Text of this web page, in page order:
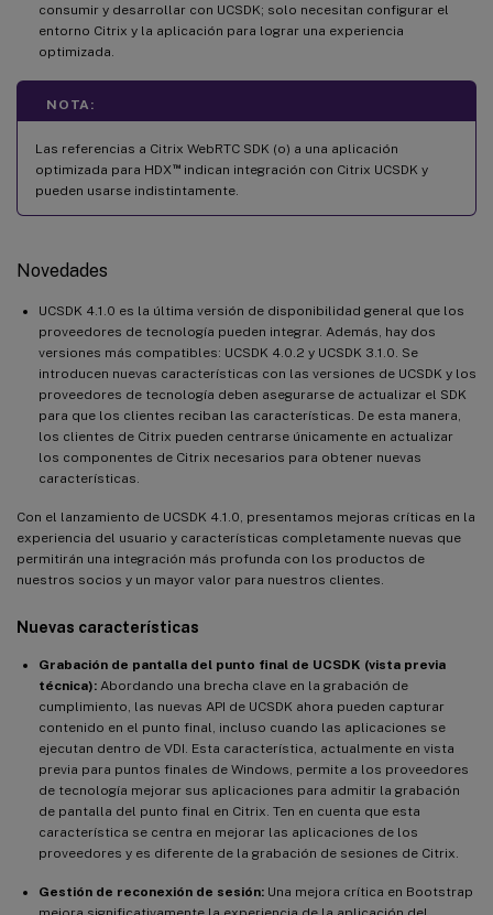
consumir y desarrollar con UCSDK; solo necesitan configurar el
entorno Citrix y la aplicación para lograr una experiencia
optimizada.
NOTA:
Las referencias a Citrix WebRTC SDK (o) a una aplicación
optimizada para HDX ™indican integración con Citrix UCSDK y
pueden usarse indistintamente.
Novedades
UCSDK 4.1.0 es la última versión de disponibilidad general que los
proveedores de tecnología pueden integrar. Además, hay dos
versiones más compatibles: UCSDK 4.0.2 y UCSDK 3.1.0. Se
introducen nuevas características con las versiones de UCSDK y los
proveedores de tecnología deben asegurarse de actualizar el SDK
para que los clientes reciban las características. De esta manera,
los clientes de Citrix pueden centrarse únicamente en actualizar
los componentes de Citrix necesarios para obtener nuevas
características.
Con el lanzamiento de UCSDK 4.1.0, presentamos mejoras críticas en la
experiencia del usuario y características completamente nuevas que
permitirán una integración más profunda con los productos de
nuestros socios y un mayor valor para nuestros clientes.
Nuevas características
Grabación de pantalla del punto final de UCSDK (vista previa
técnica): Abordando una brecha clave en la grabación de
cumplimiento, las nuevas API de UCSDK ahora pueden capturar
contenido en el punto final, incluso cuando las aplicaciones se
ejecutan dentro de VDI. Esta característica, actualmente en vista
previa para puntos finales de Windows, permite a los proveedores
de tecnología mejorar sus aplicaciones para admitir la grabación
de pantalla del punto final en Citrix. Ten en cuenta que esta
característica se centra en mejorar las aplicaciones de los
proveedores y es diferente de la grabación de sesiones de Citrix.
Gestión de reconexión de sesión: Una mejora crítica en Bootstrap